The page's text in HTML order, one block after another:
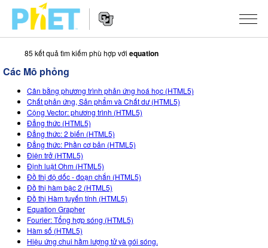
Tìm
trên
Website
PhET
Navigation
CÁC MÔ PHỎNG
Tất cả các Sim
Vật lý
Toán và Thống kê
Hoá học
Trái đất và Không gian
Sinh học
STUDIO
About Studio
Customizable Sims
Start a Free Trial
Purchase a License
DẠY HỌC
Hoạt động
Chia sẻ các hoạt động của bạn
Activity Contribution Guidelines
Virtual Workshops
NGHIÊN CỨU
SÁNG KIẾN
Inclusive Design
PhET Global
SIGN IN / REGISTER
SIGN IN / REGISTER
85 kết quả tìm kiếm phù hợp với equation
Các Mô phỏng
Cân bằng phương trình phản ứng hoá học (HTML5)
Chất phản ứng, Sản phẩm và Chất dư (HTML5)
Cộng Vector: phương trình (HTML5)
Đẳng thức (HTML5)
Đẳng thức: 2 biến (HTML5)
Đẳng thức: Phần cơ bản (HTML5)
Điện trở (HTML5)
Định luật Ohm (HTML5)
Đồ thị độ dốc - đoạn chắn (HTML5)
Đồ thị hàm bậc 2 (HTML5)
Đồ thị Hàm tuyến tính (HTML5)
Equation Grapher
Fourier: Tổng hợp sóng (HTML5)
Hàm số (HTML5)
Hiệu ứng chui hầm lượng tử và gói sóng.